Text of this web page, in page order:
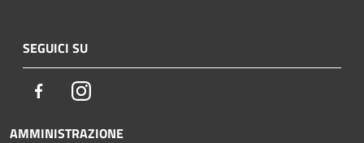
SEGUICI SU
FacebookInstagram
AMMINISTRAZIONE